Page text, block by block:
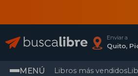
Enviar a
Quito,
MENÚ Libros más vendidos